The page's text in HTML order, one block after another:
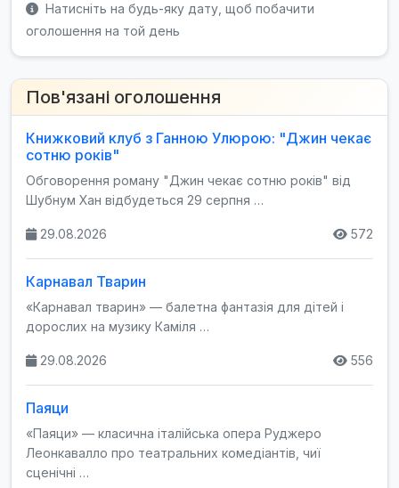
Натисніть на будь-яку дату, щоб побачити
оголошення на той день
Пов'язані оголошення
Книжковий клуб з Ганною Улюрою: "Джин чекає
сотню років"
Обговорення роману "Джин чекає сотню років" від
Шубнум Хан відбудеться 29 серпня …
29.08.2026 572
Карнавал Тварин
«Карнавал тварин» — балетна фантазія для дітей і
дорослих на музику Каміля …
29.08.2026 556
Паяци
«Паяци» — класична італійська опера Руджеро
Леонкавалло про театральних комедіантів, чиї
сценічні …